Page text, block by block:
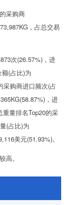
采购商
，占总交易
次(26.57%)，进
(占比)为
采购商进口频次(占
，进
量排名Top20的采
(占比)为
美元(51.93%)。
高。